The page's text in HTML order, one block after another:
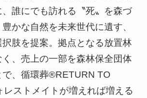
誰にでも訪れる〝死〟を森づ
かな自然を未来世代に遺す、
肢を提案。拠点となる放置林
、売上の一部を森林保全団体
で、循環葬®︎RETURN TO
レストメイトが増えれば増える